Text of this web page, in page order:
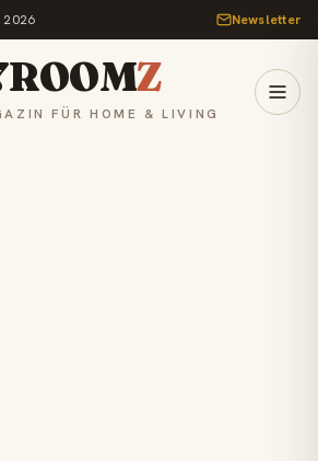
2026 Newsletter
Z
FÜR HOME & LIVING